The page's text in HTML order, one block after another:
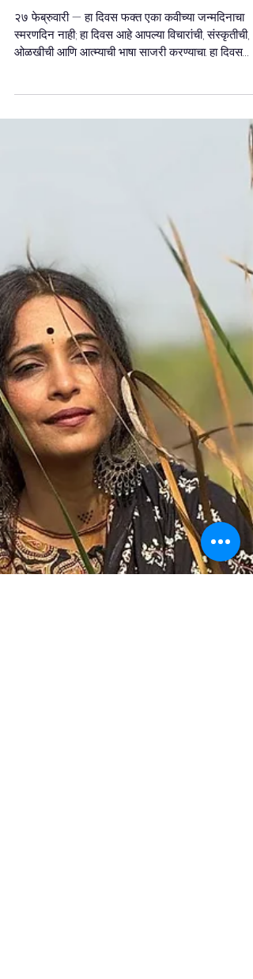
मराठी भाषा गौरव दिन : भाषा की फक्त
माध्यम, की एक सजीव चेतना? :
Dr.Pratik Mungekar FRSA
ओळखीची आणि आत्म्याची भाषा साजरी करण्याचा. हा दिवस
जन्मदिनी येतो. पण आज आपण मराठी भाषा गौरव दिनाकडे एका
म्हणजे नेमके काय? मराठी ही फक्त शब्दांची माळ नाही; त